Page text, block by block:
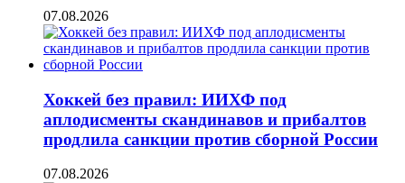
07.08.2026
Хоккей без правил: ИИХФ под
аплодисменты скандинавов и прибалтов
продлила санкции против сборной России
07.08.2026